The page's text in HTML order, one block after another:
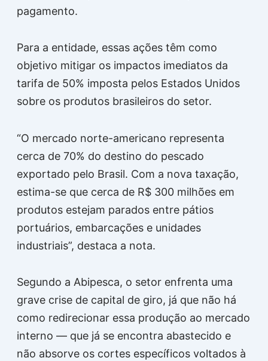
pagamento.
Para a entidade, essas ações têm como
objetivo mitigar os impactos imediatos da
tarifa de 50% imposta pelos Estados Unidos
sobre os produtos brasileiros do setor.
“O mercado norte-americano representa
cerca de 70% do destino do pescado
exportado pelo Brasil. Com a nova taxação,
estima-se que cerca de R$ 300 milhões em
produtos estejam parados entre pátios
portuários, embarcações e unidades
industriais”, destaca a nota.
Segundo a Abipesca, o setor enfrenta uma
grave crise de capital de giro, já que não há
como redirecionar essa produção ao mercado
interno — que já se encontra abastecido e
não absorve os cortes específicos voltados à